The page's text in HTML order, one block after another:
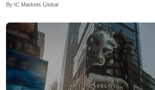
By IC Markets Global